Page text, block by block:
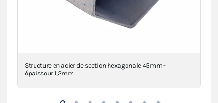
Structure en acier de section hexagonale 45mm -
épaisseur 1,2mm